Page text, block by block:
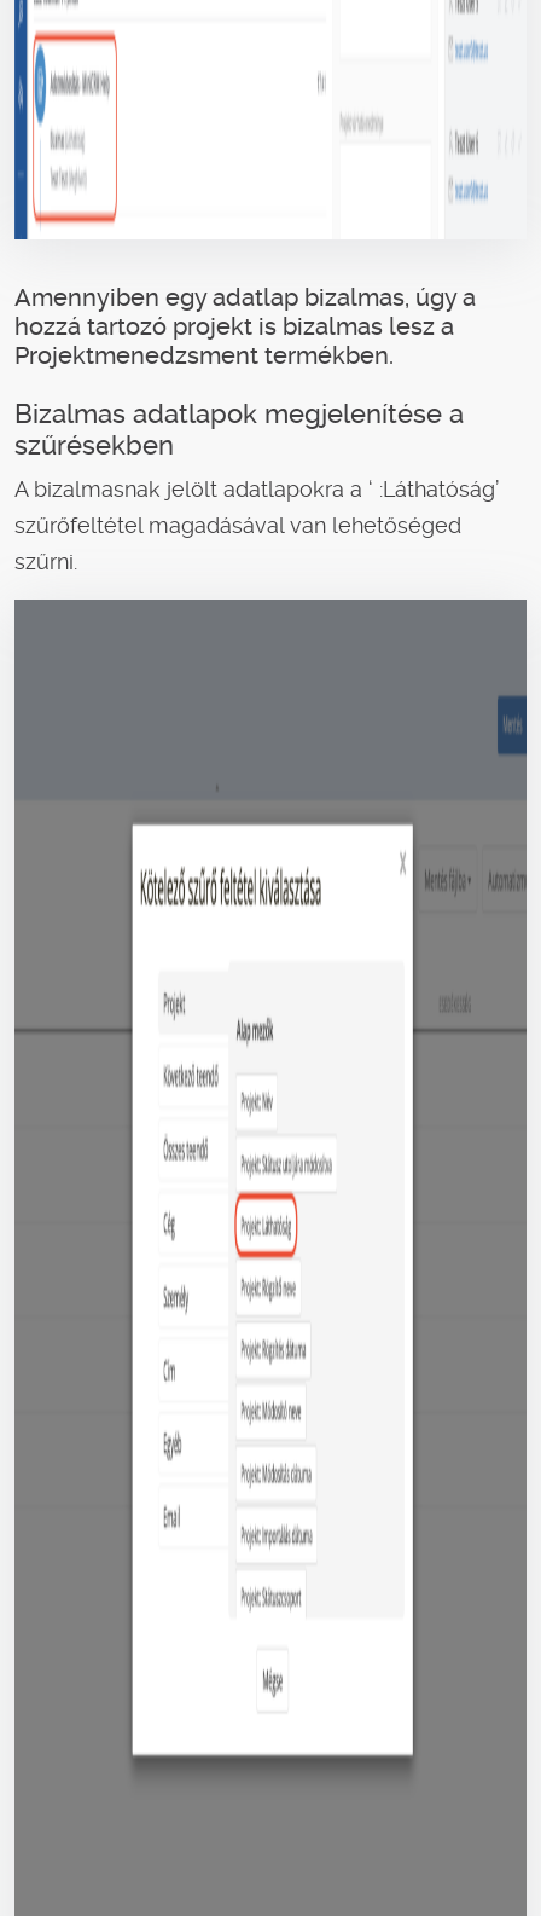
Amennyiben egy adatlap bizalmas, úgy a
hozzá tartozó projekt is bizalmas lesz a
Projektmenedzsment termékben.
Bizalmas adatlapok megjelenítése a
szűrésekben
A bizalmasnak jelölt adatlapokra a ‘ :Láthatóság’
szűrőfeltétel magadásával van lehetőséged
szűrni.